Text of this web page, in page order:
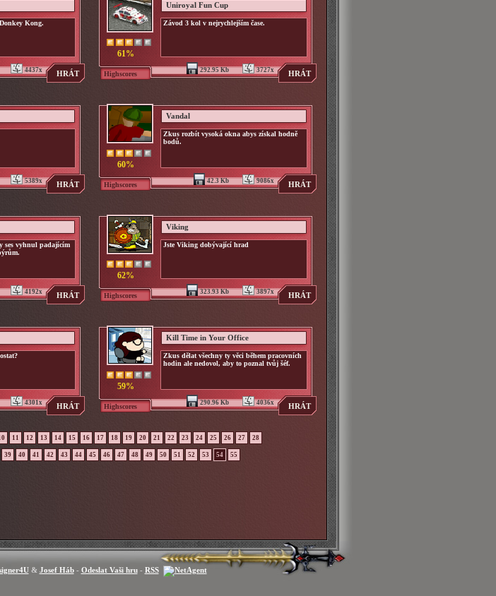
Kong.
HRÁT
4437x
61%
Uniroyal Fun Cup
Závod 3 kol v nejrychlejším čase.
Highscores HRÁT
3727x
292.95 Kb
HRÁT
5389x
60%
Vandal
Zkus rozbít vysoká okna abys získal hodně
bodů.
Highscores HRÁT
9086x
42.3 Kb
ses vyhnul padajícím
HRÁT
4192x
62%
Viking
Jste Viking dobývající hrad
Highscores HRÁT
3897x
323.93 Kb
HRÁT
4301x
59%
Kill Time in Your Office
Zkus dělat všechny ty věci během pracovních
hodin ale nedovol, aby to poznal tvůj šéf.
Highscores HRÁT
4036x
290.96 Kb
11 12 13 14 15 16 17 18 19 20 21 22 23 24 25 26 27 28
39 40 41 42 43 44 45 46 47 48 49 50 51 52 53 54 55
& Josef Háb- Odeslat Vaši hru- RSS